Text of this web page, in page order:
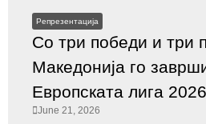
Репрезентација
Со три победи и три
Македонија го
Европската лига 2026
June 21, 2026